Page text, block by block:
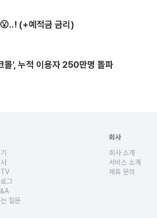
(+예적금 금리)
몰', 누적 이용자 250만명 돌파
적과 주택담보대출 규제에 따른 대출상품을 비교합니
연 이자 절감액을 확인하고 상환계획에 맞는 맞춤 전략
상황을 이해하는 전문 대출상담사와의 매칭을 지원합니
출 등 목적과 업종별 특성을 반영한 사업자대출 상품을
조건을 설명하고, 보증기관에 따른 대출상품을 제시합니
론, 아파트론, 햇살론, 사잇돌대출 등 여러 상품을 비교
대출 진행 사례, 대환대출 이자 절감 후기, 사업자대출
혁신금융서비스 지정, 대출비교 알고리즘 인증, 금융
TV
장 동향, 주택담보대출 용어, 전세대출 보증보험 등 어
그
보대출, 전세대출, 신혼부부, 생애최초, 무주택자, DSR
이용자들이 상담하면서 질문했던 내용과 뱅크몰 대출
질문
회사
회사 소개
뱅크몰은 220여
서비스 소개
주택담보대출,
제휴 문의